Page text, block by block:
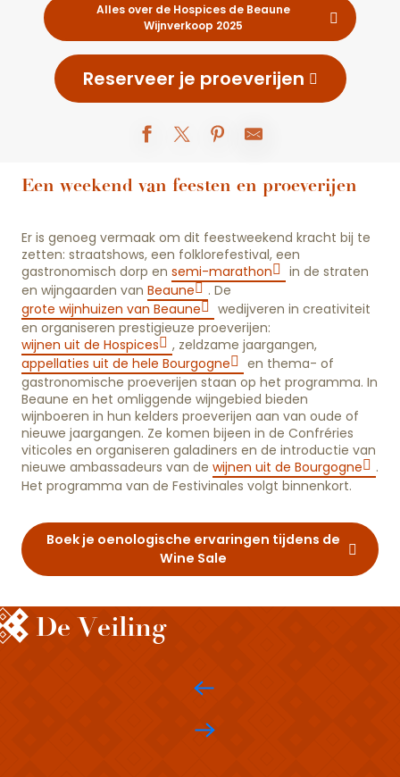
Alles over de Hospices de Beaune
Wijnverkoop 2025
Reserveer je proeverijen
Een weekend van feesten en proeverijen
Er is genoeg vermaak om dit feestweekend kracht bij te
zetten: straatshows, een folklorefestival, een
gastronomisch dorp en semi-marathon
in de straten
en wijngaarden van Beaune
. De
grote wijnhuizen van Beaune
wedijveren in creativiteit
en organiseren prestigieuze proeverijen:
wijnen uit de Hospices
, zeldzame jaargangen,
appellaties uit de hele Bourgogne
en thema- of
gastronomische proeverijen staan op het programma. In
Beaune en het omliggende wijngebied bieden
wijnboeren in hun kelders proeverijen aan van oude of
nieuwe jaargangen. Ze komen bijeen in de Confréries
viticoles en organiseren galadiners en de introductie van
nieuwe ambassadeurs van de wijnen uit de Bourgogne
.
Het programma van de Festivinales volgt binnenkort.
Boek je oenologische ervaringen tijdens de
Wine Sale
De Veiling